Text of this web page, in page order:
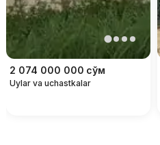
2 074 000 000 сўм
Uylar va uchastkalar